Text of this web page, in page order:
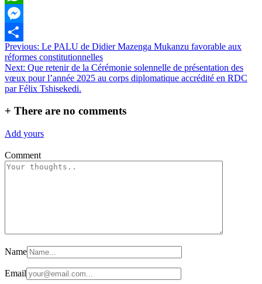
WhatsApp
Messenger
Partager
Navigation
de
l’article
Previous: Le PALU de Didier Mazenga Mukanzu favorable aux
réformes constitutionnelles
Next: Que retenir de la Cérémonie solennelle de présentation des
vœux pour l’année 2025 au corps diplomatique accrédité en RDC
par Félix Tshisekedi.
+ There are no comments
Add yours
Comment
Name
Email